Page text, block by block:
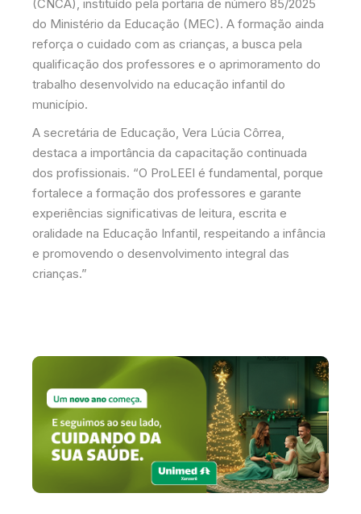
(CNCA), instituído pela portaria de número 85/2025
do Ministério da Educação (MEC). A formação ainda
reforça o cuidado com as crianças, a busca pela
qualificação dos professores e o aprimoramento do
trabalho desenvolvido na educação infantil do
município.
A secretária de Educação, Vera Lúcia Côrrea,
destaca a importância da capacitação continuada
dos profissionais. “O ProLEEI é fundamental, porque
fortalece a formação dos professores e garante
experiências significativas de leitura, escrita e
oralidade na Educação Infantil, respeitando a infância
e promovendo o desenvolvimento integral das
crianças.”